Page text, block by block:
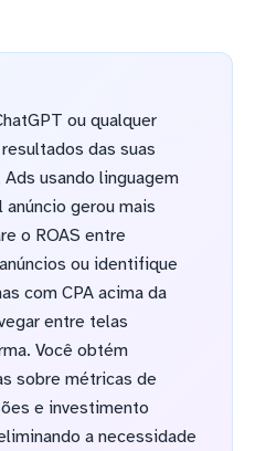
ou qualquer
das suas
usando linguagem
anúncio gerou mais
o ROAS entre
ou identifique
com CPA acima da
entre telas
Você obtém
sobre métricas de
e investimento
a necessidade